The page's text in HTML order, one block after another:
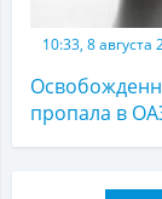
10:33, 8 августа
пропала в